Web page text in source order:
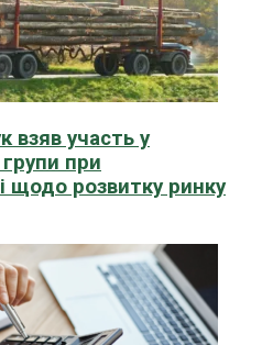
взяв участь у
групи при
щодо розвитку ринку